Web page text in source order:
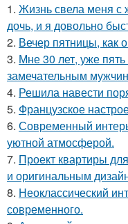
1. Жизнь свела меня с
дочь, и я довольно
2. Вечер пятницы, как
3. Мне 30 лет, уже
замечательным
4. Решила навести
5. Французское
6. Современный
уютной атмосферой.
7. Проект квартиры
и оригинальным
8. Неоклассический
современного.